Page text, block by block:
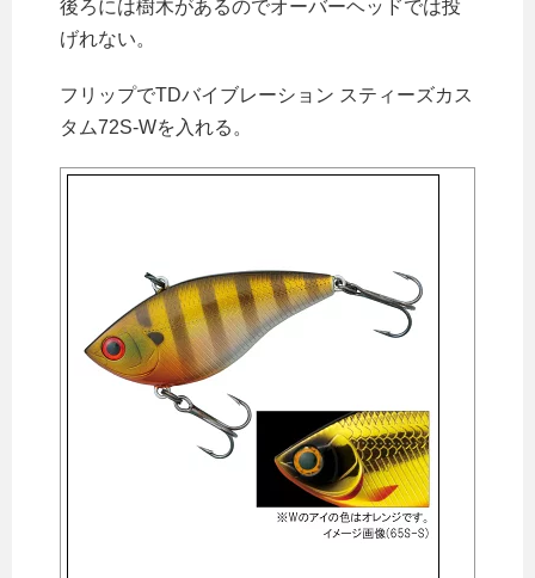
後ろには樹木があるのでオーバーヘッドでは投
げれない。
フリップでTDバイブレーション スティーズカス
タム72S-Wを入れる。